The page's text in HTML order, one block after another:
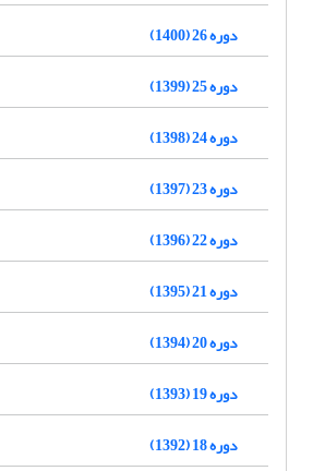
دوره 26 (1400)
دوره 25 (1399)
دوره 24 (1398)
دوره 23 (1397)
دوره 22 (1396)
دوره 21 (1395)
دوره 20 (1394)
دوره 19 (1393)
دوره 18 (1392)